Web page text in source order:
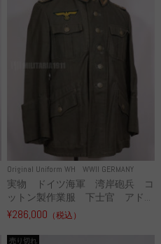
Original Uniform WH WWII GERMANY
実物 ドイツ海軍 湾岸砲兵 コ
ットン製作業服 下士官 アド...
¥286,000 （税込）
売り切れ